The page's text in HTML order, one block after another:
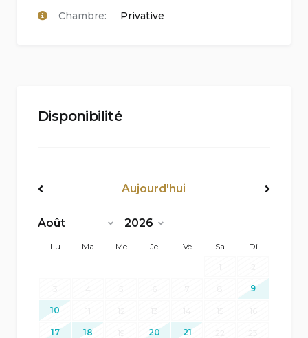
Chambre: Privative
Disponibilité
<Préc
Aujourd'hui
Lu Ma Me Je Ve Sa
Di
9
10
17 18 20 21